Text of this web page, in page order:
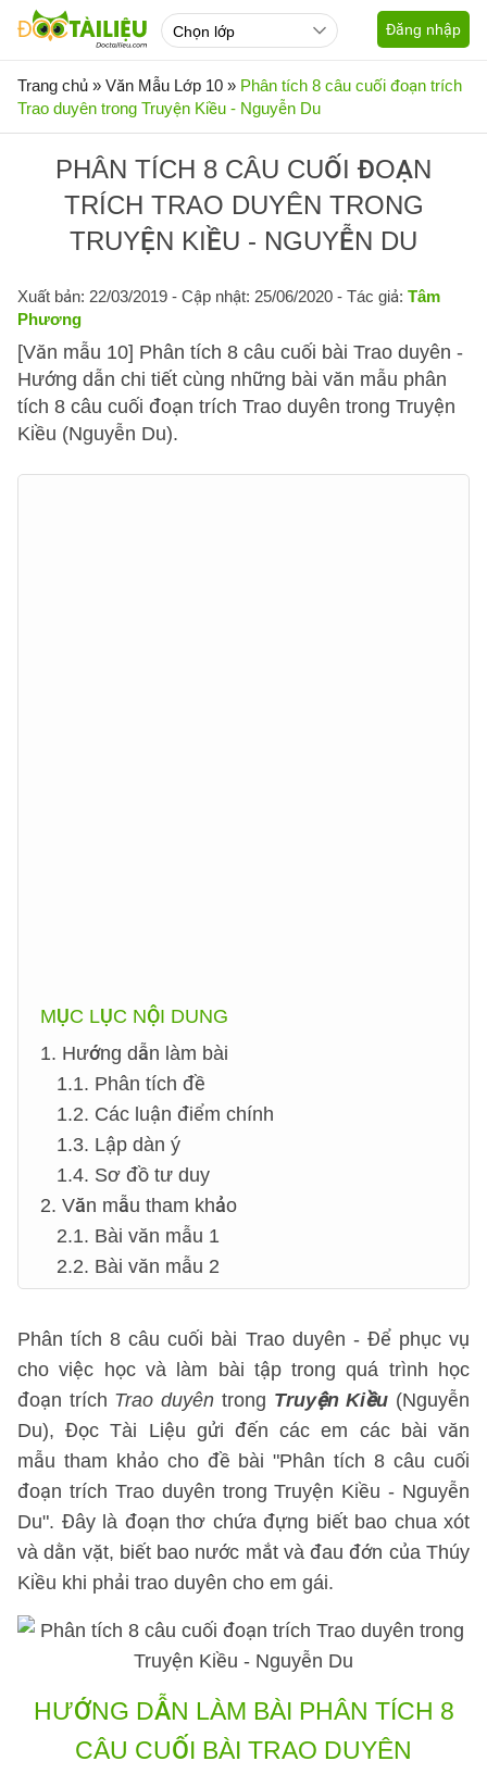
Đăng nhập
Trang chủ » Văn Mẫu Lớp 10 » Phân tích 8 câu cuối đoạn trích
Trao duyên trong Truyện Kiều - Nguyễn Du
PHÂN TÍCH 8 CÂU CUỐI ĐOẠN
TRÍCH TRAO DUYÊN TRONG
TRUYỆN KIỀU - NGUYỄN DU
Xuất bản: 22/03/2019 - Cập nhật: 25/06/2020 - Tác giả: Tâm
Phương
[Văn mẫu 10] Phân tích 8 câu cuối bài Trao duyên -
Hướng dẫn chi tiết cùng những bài văn mẫu phân
tích 8 câu cuối đoạn trích Trao duyên trong Truyện
Kiều (Nguyễn Du).
MỤC LỤC NỘI DUNG
1. Hướng dẫn làm bài
1.1. Phân tích đề
1.2. Các luận điểm chính
1.3. Lập dàn ý
1.4. Sơ đồ tư duy
2. Văn mẫu tham khảo
2.1. Bài văn mẫu 1
2.2. Bài văn mẫu 2
Phân tích 8 câu cuối bài Trao duyên - Để phục vụ
cho việc học và làm bài tập trong quá trình học
đoạn trích Trao duyên trong Truyện Kiều (Nguyễn
Du), Đọc Tài Liệu gửi đến các em các bài văn
mẫu tham khảo cho đề bài "Phân tích 8 câu cuối
đoạn trích Trao duyên trong Truyện Kiều - Nguyễn
Du". Đây là đoạn thơ chứa đựng biết bao chua xót
và dằn vặt, biết bao nước mắt và đau đớn của Thúy
Kiều khi phải trao duyên cho em gái.
HƯỚNG DẪN LÀM BÀI PHÂN TÍCH 8
CÂU CUỐI BÀI TRAO DUYÊN